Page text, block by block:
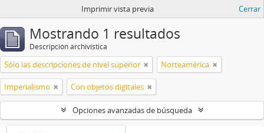
Imprimir vista previa Cerrar
Mostrando 1 resultados
Descripción archivística
Sólo las descripciones de nivel superior Norteamérica
Imperialismo Con objetos digitales
Opciones avanzadas de búsqueda